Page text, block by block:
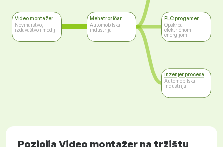
Video montažer
Novinarstvo,
izdavaštvo i mediji
Mehatroničar
Automobilska
industrija
PLC progamer
Opskrba
električnom
energijom
Inženjer procesa
Automobilska
industrija
Pozicija Video montažer na tržištu